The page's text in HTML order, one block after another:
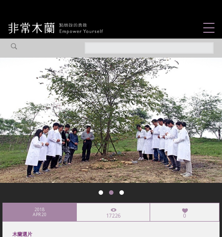
觀點專欄
焦點企劃
社會企業
認識我們
2018
APR 20 17226 0
木蘭選片